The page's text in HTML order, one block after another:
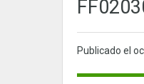
Publicado el